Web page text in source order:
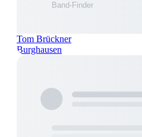
Tom Brückner
Burghausen